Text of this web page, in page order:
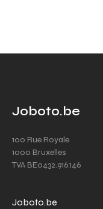
Joboto.be
100 Rue Royale
1000 Bruxelles
TVA BE0432.916.146
Joboto.be